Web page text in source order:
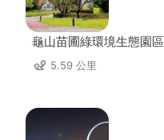
龜山苗圃綠環境生態園區
5.59 公里